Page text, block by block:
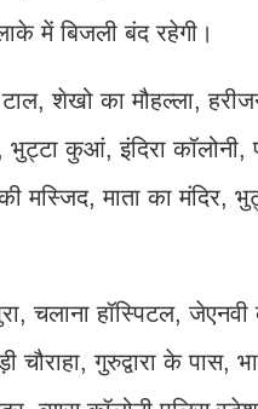
में बिजली बंद रहेगी।
शेखो का मौहल्ला,
कुआं, इंदिरा कॉलोनी,
मस्जिद, माता का मंदिर,
चलाना हॉस्पिटल,
चौराहा, गुरुद्वारा के